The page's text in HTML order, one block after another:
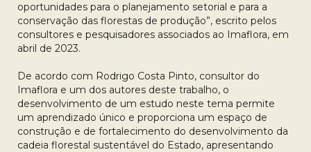
oportunidades para o planejamento setorial e para a
conservação das florestas de produção”, escrito pelos
consultores e pesquisadores associados ao Imaflora, em
abril de 2023.
De acordo com Rodrigo Costa Pinto, consultor do
Imaflora e um dos autores deste trabalho, o
desenvolvimento de um estudo neste tema permite
um aprendizado único e proporciona um espaço de
construção e de fortalecimento do desenvolvimento da
cadeia florestal sustentável do Estado, apresentando